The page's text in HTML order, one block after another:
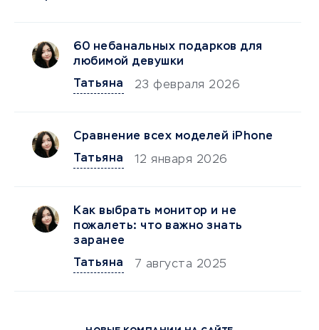
60 небанальных подарков для
любимой девушки
Татьяна
23 февраля 2026
Сравнение всех моделей iPhone
Татьяна
12 января 2026
Как выбрать монитор и не
пожалеть: что важно знать
заранее
Татьяна
7 августа 2025